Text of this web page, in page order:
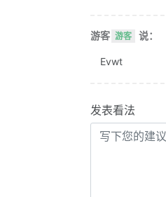
游客 游客 说：
Evwt
发表看法